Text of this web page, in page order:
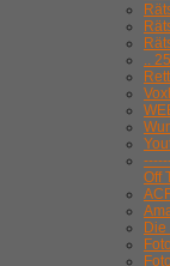
..
Off